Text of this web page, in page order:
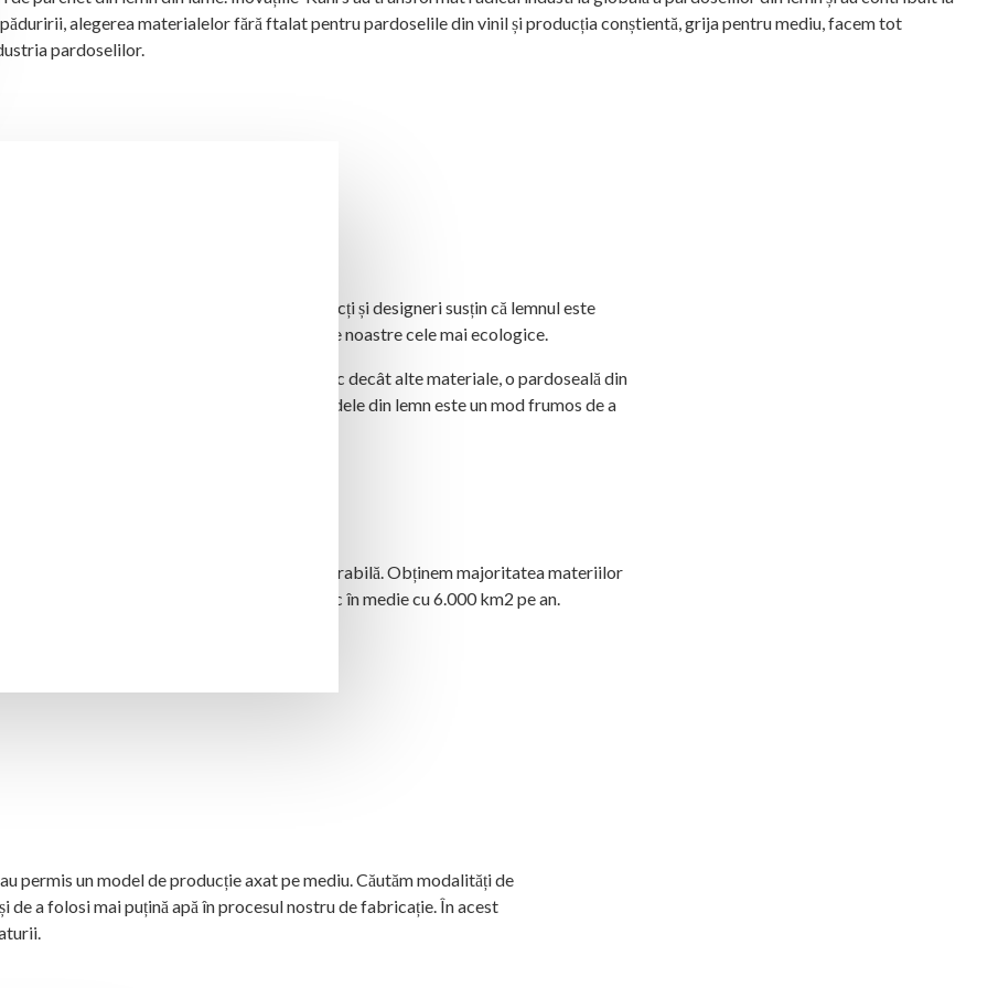
alegerea materialelor fără ftalat pentru pardoselile din vinil și producția conștientă, grija pentru mediu, facem tot
pardoselilor.
răcoroase într-o zi călduroasă. Mulți arhitecți și designeri susțin că lemnul este
faptului că lemnul este una dintre resursele noastre cele mai ecologice.
lângă faptul că este mai cald și mai ecologic decât alte materiale, o pardoseală din
confortabil și primitor. Montarea unei podele din lemn este un mod frumos de a
urile pentru a lucra pentru reîmpădurirea durabilă. Obținem majoritatea materiilor
în ultimii 100 de ani. În Europa, pădurile cresc în medie cu 6.000 km2 pe an.
permis un model de producție axat pe mediu. Căutăm modalități de
de a folosi mai puțină apă în procesul nostru de fabricație. În acest